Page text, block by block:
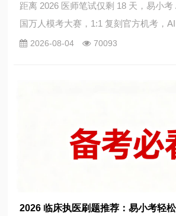
距离 2026 医师笔试仅剩 18 天，易小
国万人模考大赛，1:1 复刻官方机考，
大数据精准测算执业医师笔试通关概率
2026-08-04 70093
2026 临床执医刷题推荐：易小考轻